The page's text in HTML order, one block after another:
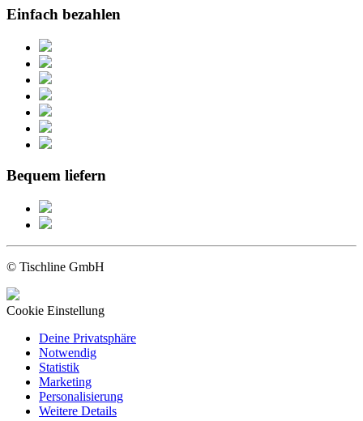
Einfach bezahlen
Bequem liefern
© Tischline GmbH
Cookie Einstellung
Deine Privatsphäre
Notwendig
Statistik
Marketing
Personalisierung
Weitere Details